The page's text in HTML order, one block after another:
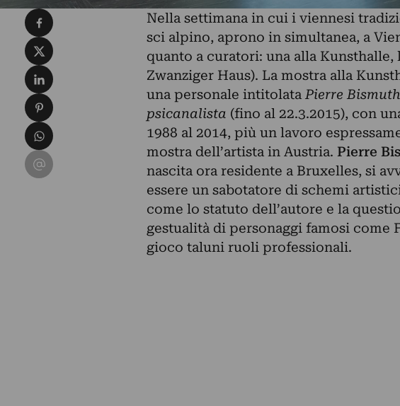
Nella settimana in cui i viennesi
sci alpino, aprono in simultanea, a
quanto a curatori: una alla Kunsthalle,
Zwanziger Haus). La mostra alla
una personale intitolata Pierre
psicanalista (fino al 22.3.2015), con
1988 al 2014, più un lavoro
mostra dell’artista in Austria. Pierre
nascita ora residente a Bruxelles, si
essere un sabotatore di schemi
come lo statuto dell’autore e la
gestualità di personaggi famosi come
gioco taluni ruoli professionali.
Condividi su Facebook
Condividi su X
Condividi su LinkedIn
Condividi su Pinterest
Condividi su WhatsApp
Condividi su Email